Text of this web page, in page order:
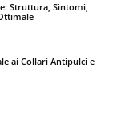
Struttura, Sintomi,
ai Collari Antipulci e